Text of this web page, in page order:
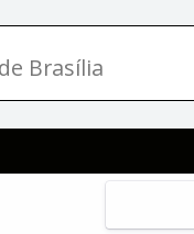
Brasília